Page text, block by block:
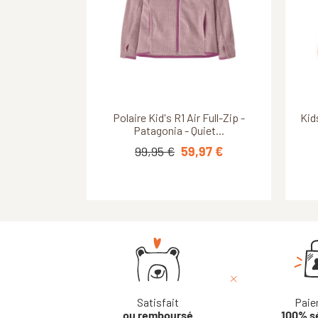
Polaire enfant Turilas - Reima -
Peanut Brown
59,95 € 29,98 €
Polaire Kid's R1 Air Full-Zip -
Patagonia - Quiet...
99,95 € 59,97 €
Satisfait
ou remboursé
100%